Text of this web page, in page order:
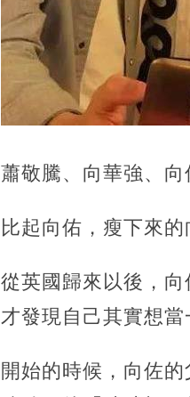
蕭敬騰、向華強、向
比起向佑，瘦下來的
從英國歸來以後，
才發現自己其實想當
開始的時候，向佐